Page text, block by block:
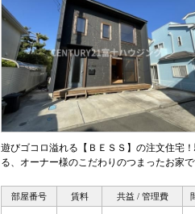
遊びゴコロ溢れる【ＢＥＳＳ】の注文住宅
る、オーナー様のこだわりのつまったお家
部屋番号 賃料 共益 / 管理費